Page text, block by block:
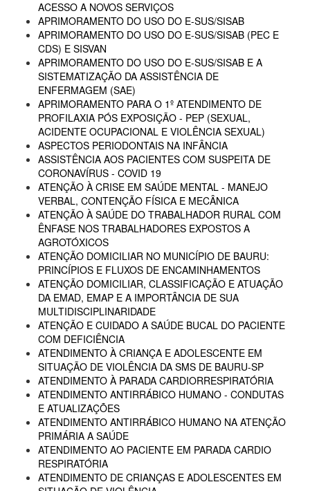
ACESSO A NOVOS SERVIÇOS
APRIMORAMENTO DO USO DO E-SUS/SISAB
APRIMORAMENTO DO USO DO E-SUS/SISAB (PEC E
CDS) E SISVAN
APRIMORAMENTO DO USO DO E-SUS/SISAB E A
SISTEMATIZAÇÃO DA ASSISTÊNCIA DE
ENFERMAGEM (SAE)
APRIMORAMENTO PARA O 1º ATENDIMENTO DE
PROFILAXIA PÓS EXPOSIÇÃO - PEP (SEXUAL,
ACIDENTE OCUPACIONAL E VIOLÊNCIA SEXUAL)
ASPECTOS PERIODONTAIS NA INFÂNCIA
ASSISTÊNCIA AOS PACIENTES COM SUSPEITA DE
CORONAVÍRUS - COVID 19
ATENÇÃO À CRISE EM SAÚDE MENTAL - MANEJO
VERBAL, CONTENÇÃO FÍSICA E MECÂNICA
ATENÇÃO À SAÚDE DO TRABALHADOR RURAL COM
ÊNFASE NOS TRABALHADORES EXPOSTOS A
AGROTÓXICOS
ATENÇÃO DOMICILIAR NO MUNICÍPIO DE BAURU:
PRINCÍPIOS E FLUXOS DE ENCAMINHAMENTOS
ATENÇÃO DOMICILIAR, CLASSIFICAÇÃO E ATUAÇÃO
DA EMAD, EMAP E A IMPORTÂNCIA DE SUA
MULTIDISCIPLINARIDADE
ATENÇÃO E CUIDADO A SAÚDE BUCAL DO PACIENTE
COM DEFICIÊNCIA
ATENDIMENTO À CRIANÇA E ADOLESCENTE EM
SITUAÇÃO DE VIOLÊNCIA DA SMS DE BAURU-SP
ATENDIMENTO À PARADA CARDIORRESPIRATÓRIA
ATENDIMENTO ANTIRRÁBICO HUMANO - CONDUTAS
E ATUALIZAÇÕES
ATENDIMENTO ANTIRRÁBICO HUMANO NA ATENÇÃO
PRIMÁRIA A SAÚDE
ATENDIMENTO AO PACIENTE EM PARADA CARDIO
RESPIRATÓRIA
ATENDIMENTO DE CRIANÇAS E ADOLESCENTES EM